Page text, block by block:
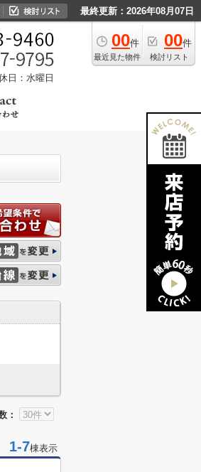
最終更新：2026年08月07日
00件
最近見た物件
00件
検討リスト
日：水曜日
：
1-7棟表示